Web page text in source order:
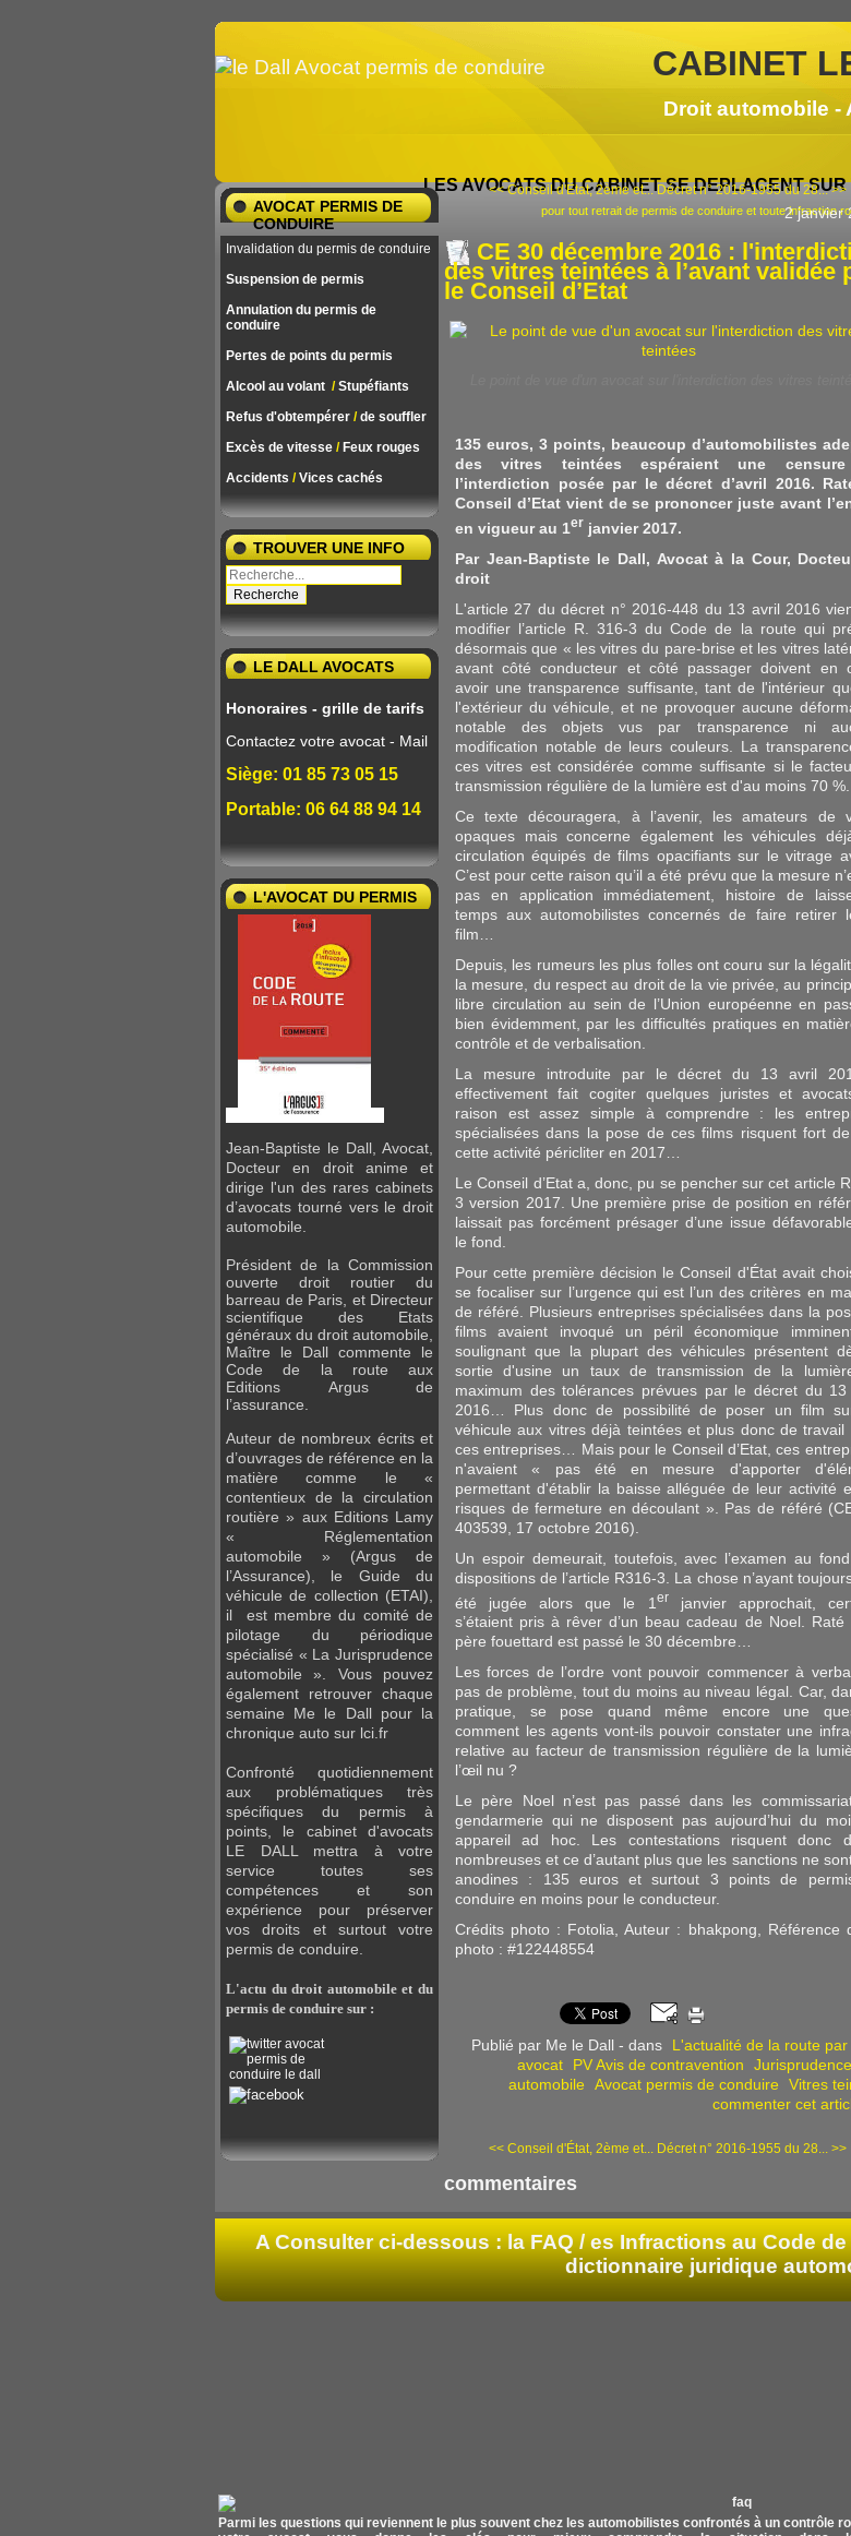
CABINET
Droit automobile -
LES AVOCATS DU CABINET SE DEPLACENT
pour tout retrait de permis de conduire et toute infraction
AVOCAT PERMIS DE
CONDUIRE
Invalidation du permis de conduire
Suspension de permis
Annulation du permis de
conduire
Pertes de points du permis
Alcool au volant /Stupéfiants
Refus d'obtempérer /de souffler
Excès de vitesse / Feux rouges
Accidents /Vices cachés
TROUVER UNE INFO
LE DALL AVOCATS
Honoraires - grille de tarifs
Contactez votre avocat - Mail
Siège: 01 85 73 05 15
Portable: 06 64 88 94 14
L'AVOCAT DU PERMIS
Jean-Baptiste le Dall, Avocat,
Docteur en droit anime et
dirige l'un des rares cabinets
d’avocats tourné vers le droit
automobile.
Président de la Commission
ouverte droit routier du
barreau de Paris, et Directeur
scientifique des Etats
généraux du droit automobile,
Maître le Dall commente le
Code de la route aux
Editions Argus de
l’assurance.
Auteur de nombreux écrits et
d’ouvrages de référence en la
matière comme le «
contentieux de la circulation
routière » aux Editions Lamy
« Réglementation
automobile » (Argus de
l’Assurance), le Guide du
véhicule de collection (ETAI),
il est membre du comité de
pilotage du périodique
spécialisé « La Jurisprudence
automobile ». Vous pouvez
également retrouver chaque
semaine Me le Dall pour la
chronique auto sur lci.fr
Confronté quotidiennement
aux problématiques très
spécifiques du permis à
points, le cabinet d'avocats
LE DALL mettra à votre
service toutes ses
compétences et son
expérience pour préserver
vos droits et surtout votre
permis de conduire.
L'actu du droit automobile et du
permis de conduire sur :
<< Conseil d'État, 2ème et... Décret n° 2016-1955 du 28... >>
2 janvier
CE 30 décembre 2016 :
des vitres teintées à l’avant validée
le Conseil d’Etat
135 euros, 3 points, beaucoup d’automobilistes
des vitres teintées espéraient une
l’interdiction posée par le décret d’avril 2016.
Conseil d’Etat vient de se prononcer juste avant
en vigueur au 1er janvier 2017.
Par Jean-Baptiste le Dall, Avocat à la Cour,
droit
L'article 27 du décret n° 2016-448 du 13 avril 2016
modifier l’article R. 316-3 du Code de la route qui
désormais que « les vitres du pare-brise et les vitres
avant côté conducteur et côté passager doivent en
avoir une transparence suffisante, tant de l'intérieur
l'extérieur du véhicule, et ne provoquer aucune
notable des objets vus par transparence ni
modification notable de leurs couleurs. La
ces vitres est considérée comme suffisante si le
transmission régulière de la lumière est d'au moins 70
Ce texte découragera, à l’avenir, les amateurs de
opaques mais concerne également les véhicules
circulation équipés de films opacifiants sur le vitrage
C’est pour cette raison qu’il a été prévu que la mesure
pas en application immédiatement, histoire de
temps aux automobilistes concernés de faire retirer
film…
Depuis, les rumeurs les plus folles ont couru sur la
la mesure, du respect au droit de la vie privée, au
libre circulation au sein de l’Union européenne en
bien évidemment, par les difficultés pratiques en
contrôle et de verbalisation.
La mesure introduite par le décret du 13 avril
effectivement fait cogiter quelques juristes et
raison est assez simple à comprendre : les
spécialisées dans la pose de ces films risquent fort
cette activité péricliter en 2017…
Le Conseil d’Etat a, donc, pu se pencher sur cet article
3 version 2017. Une première prise de position en
laissait pas forcément présager d’une issue
le fond.
Pour cette première décision le Conseil d'État avait
se focaliser sur l’urgence qui est l’un des critères en
de référé. Plusieurs entreprises spécialisées dans la
films avaient invoqué un péril économique
soulignant que la plupart des véhicules présentent
sortie d'usine un taux de transmission de la
maximum des tolérances prévues par le décret du 13
2016… Plus donc de possibilité de poser un film
véhicule aux vitres déjà teintées et plus donc de travail
ces entreprises… Mais pour le Conseil d’Etat, ces
n'avaient « pas été en mesure d'apporter
permettant d'établir la baisse alléguée de leur activité
risques de fermeture en découlant ». Pas de référé
403539, 17 octobre 2016).
Un espoir demeurait, toutefois, avec l’examen au
dispositions de l’article R316-3. La chose n’ayant
été jugée alors que le 1 er janvier approchait,
s’étaient pris à rêver d’un beau cadeau de Noel. Raté
père fouettard est passé le 30 décembre…
Les forces de l’ordre vont pouvoir commencer à
pas de problème, tout du moins au niveau légal. Car,
pratique, se pose quand même encore une
comment les agents vont-ils pouvoir constater une
relative au facteur de transmission régulière de la
l’œil nu ?
Le père Noel n’est pas passé dans les
gendarmerie qui ne disposent pas aujourd’hui du
appareil ad hoc. Les contestations risquent donc
nombreuses et ce d’autant plus que les sanctions ne
anodines : 135 euros et surtout 3 points de
conduire en moins pour le conducteur.
Crédits photo : Fotolia, Auteur : bhakpong, Référence
photo : #122448554
Publié par Me le Dall - dans
L'actualité de la route par
avocat
PV Avis de contravention
automobile
Avocat permis de conduire
Vitres
commenter cet
<< Conseil d'État, 2ème et... Décret n° 2016-1955 du 28... >>
commentaires
A Consulter ci-dessous : la FAQ /es Infractions au Code
dictionnaire juridique
Parmi les questions qui reviennent le plus souvent chez les automobilistes confrontés à un contrôle